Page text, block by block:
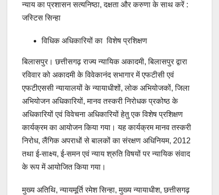
न्याय का प्रशासन सत्यनिष्ठा, दक्षता और करुणा के साथ करें :
जस्टिस सिन्हा
विधिक अधिकारियों का विशेष प्रशिक्षण
बिलासपुर। छत्तीसगढ़ राज्य न्यायिक अकादमी, बिलासपुर द्वारा
रविवार को अकादमी के विवेकानंद सभागार में एफटीसी एवं
एफटीएससी न्यायालयों के न्यायाधीशों, लोक अभियोजकों, जिला
अभियोजन अधिकारियों, मानव तस्करी निरोधक प्रकोष्ठ के
अधिकारियों एवं विवेचना अधिकारियों हेतु एक विशेष प्रशिक्षण
कार्यक्रम का आयोजन किया गया। यह कार्यक्रम मानव तस्करी
निरोध, लैंगिक अपराधों से बालकों का संरक्षण अधिनियम, 2012
तथा ई-साक्ष्य, ई-समन एवं न्याय श्रुति विषयों पर न्यायिक संवाद
के रूप में आयोजित किया गया।
मुख्य अतिथि, न्यायमूर्ति रमेश सिन्हा, मुख्य न्यायाधीश, छत्तीसगढ़